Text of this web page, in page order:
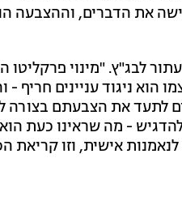
את הדברים, וההצבעה
לבג"ץ. "מינוי פרקליטו
ניגוד עניינים חריף -
לתעד את הצבעתם בצורה
- מה שראינו כעת
אישית, וזו קריאת